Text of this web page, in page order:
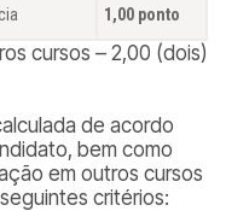
1,00 ponto
cursos – 2,00 (dois)
de acordo
bem como
em outros cursos
critérios: